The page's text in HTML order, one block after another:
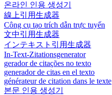
온라인 인용 생성기
線上引用生成器
Công cụ tạo trích dẫn trực tuyến
文中引用生成器
インテキスト引用生成器
In-Text-Zitationsgenerator
gerador de citações no texto
generador de citas en el texto
générateur de citation dans le texte
본문 인용 생성기